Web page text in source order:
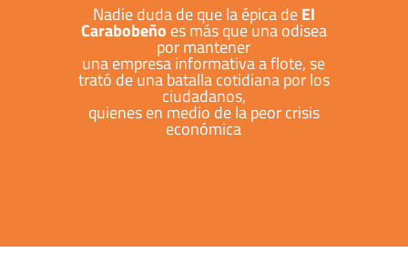
Nadie duda de que la épica deEl
Carabobeño es más que una odisea
por mantener
una empresa informativa a flote, se
trató de una batalla cotidiana por los
ciudadanos,
quienes en medio de la peor crisis
económica